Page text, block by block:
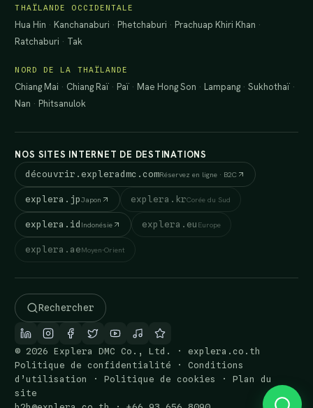
THAÏLANDE OCCIDENTALE
Hua Hin · Kanchanaburi · Phetchaburi · Prachuap Khiri Khan ·
Ratchaburi · Tak
NORD DE LA THAÏLANDE
Chiang Mai · Chiang Raï · Paï · Mae Hong Son · Lampang ·Sukhothaï ·
Nan · Phitsanulok
NOS SITES INTERNET DE DESTINATIONS
découvrir.expleradmc.comRéservez en ligne · B2C
explera.jpJapon explera.krCorée du Sud
explera.id Indonésie explera.eu Europe
explera.aeMoyen-Orient
Rechercher
© 2026 Explera DMC Co., Ltd. · explera.co.th
Politique de confidentialité ·Conditions
d’utilisation
·Politique de cookies ·Plan du
site